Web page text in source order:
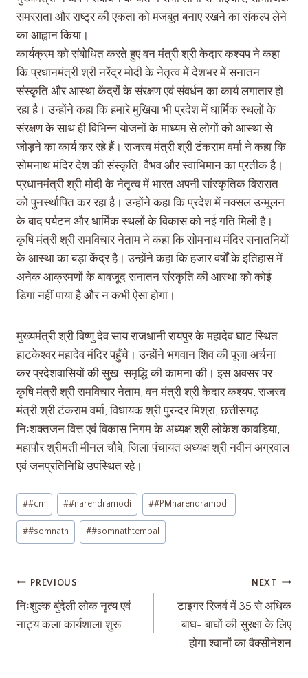
समरसता और राष्ट्र की एकता को मजबूत बनाए रखने का संकल्प लेने
का आह्वान किया।
कार्यक्रम को संबोधित करते हुए वन मंत्री श्री केदार कश्यप ने कहा
कि प्रधानमंत्री श्री नरेंद्र मोदी के नेतृत्व में देशभर में सनातन
संस्कृति और आस्था केंद्रों के संरक्षण एवं संवर्धन का कार्य लगातार हो
रहा है। उन्होंने कहा कि हमारे मुखिया भी प्रदेश में धार्मिक स्थलों के
संरक्षण के साथ ही विभिन्न योजनों के माध्यम से लोगों को आस्था से
जोड़ने का कार्य कर रहे हैं। राजस्व मंत्री श्री टंकराम वर्मा ने कहा कि
सोमनाथ मंदिर देश की संस्कृति, वैभव और स्वाभिमान का प्रतीक है।
प्रधानमंत्री श्री मोदी के नेतृत्व में भारत अपनी सांस्कृतिक विरासत
को पुनर्स्थापित कर रहा है। उन्होंने कहा कि प्रदेश में नक्सल उन्मूलन
के बाद पर्यटन और धार्मिक स्थलों के विकास को नई गति मिली है।
कृषि मंत्री श्री रामविचार नेताम ने कहा कि सोमनाथ मंदिर सनातनियों
के आस्था का बड़ा केंद्र है। उन्होंने कहा कि हजार वर्षों के इतिहास में
अनेक आक्रमणों के बावजूद सनातन संस्कृति की आस्था को कोई
डिगा नहीं पाया है और न कभी ऐसा होगा।
मुख्यमंत्री श्री विष्णु देव साय राजधानी रायपुर के महादेव घाट स्थित
हाटकेश्वर महादेव मंदिर पहुँचे। उन्होंने भगवान शिव की पूजा अर्चना
कर प्रदेशवासियों की सुख-समृद्धि की कामना की। इस अवसर पर
कृषि मंत्री श्री रामविचार नेताम, वन मंत्री श्री केदार कश्यप, राजस्व
मंत्री श्री टंकराम वर्मा, विधायक श्री पुरन्दर मिश्रा, छत्तीसगढ़
निःशक्तजन वित्त एवं विकास निगम के अध्यक्ष श्री लोकेश कावड़िया,
महापौर श्रीमती मीनल चौबे, जिला पंचायत अध्यक्ष श्री नवीन अग्रवाल
एवं जनप्रतिनिधि उपस्थित रहे।
##cm ##narendramodi ##PMnarendramodi
##somnath ##somnathtempal
PREVIOUS
निःशुल्क बुंदेली लोक नृत्य एवं
नाट्य कला कार्यशाला शुरू
NEXT
टाइगर रिजर्व में 35 से अधिक
बाघ- बाघों की सुरक्षा के लिए
होगा श्वानों का वैक्सीनेशन